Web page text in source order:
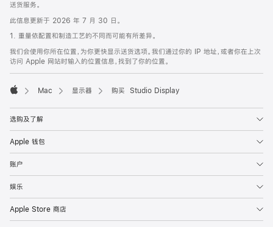
送货服务。
此信息更新于 2026 年 7 月 30 日。
1. 重量依配置和制造工艺的不同而可能有所差异。
我们会使用你所在位置，为你更快显示送货选项。我们通过你的 IP 地址，或者你在上次
访问 Apple 网站时输入的位置信息，找到了你的位置。
Mac 显示器 购买 Studio Display
选购及了解
Apple 钱包
账户
娱乐
Apple Store 商店